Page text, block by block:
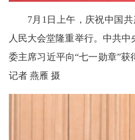
7月1日上午，庆祝中国
人民大会堂隆重举行。中共
委主席习近平向“七一勋章”
记者 燕雁 摄